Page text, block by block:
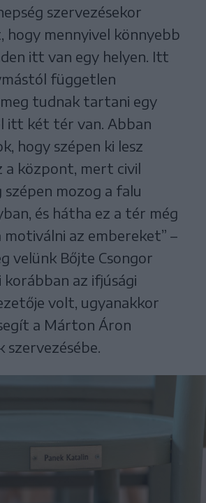
szervezésekor
hogy mennyivel könnyebb
itt van egy helyen. Itt
független
tudnak tartani egy
itt két tér van. Abban
hogy szépen ki lesz
a központ, mert civil
szépen mozog a falu
és hátha ez a tér még
az embereket” –
velünk Bőjte Csongor
korábban az ifjúsági
volt, ugyanakkor
a Márton Áron
szervezésébe.